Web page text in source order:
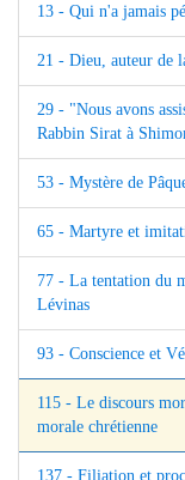
13 - Qui n'a jamais
21 - Dieu, auteur de
29 - "Nous avons
Rabbin Sirat à
53 - Mystère de
65 - Martyre et
77 - La tentation du
Lévinas
93 - Conscience et
115 - Le discours
morale chrétienne
137 - Filiation et